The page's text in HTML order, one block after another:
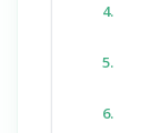
4.
5.
6.